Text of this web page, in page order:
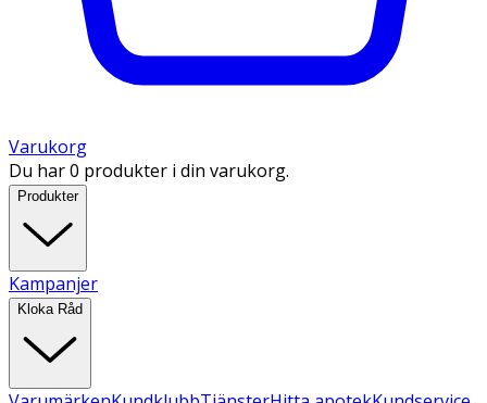
Varukorg
Du har 0 produkter i din varukorg.
Produkter
Kampanjer
Kloka Råd